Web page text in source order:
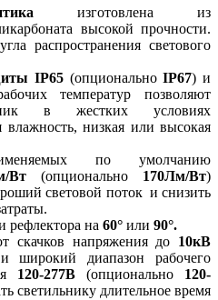
изготовлена из
высокой прочности.
распространения светового
IP65 (опциональноIP67) и
температур позволяют
в жестких условиях
влажность, низкая или высокая
по умолчанию
Вт(опционально 170Лм/Вт)
световой поток и снизить
рефлектора на 60° или 90°.
скачков напряжения до 10кВ
широкий диапазон рабочего
120-277В (опционально 120-
светильнику длительное время